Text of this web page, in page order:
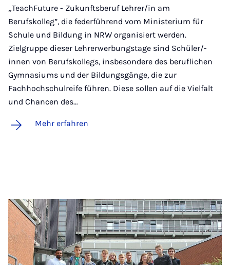
„TeachFuture - Zukunftsberuf Lehrer/in am
Berufskolleg”, die federführend vom Ministerium für
Schule und Bildung in NRW organisiert werden.
Zielgruppe dieser Lehrerwerbungstage sind Schüler/-
innen von Berufskollegs, insbesondere des beruflichen
Gymnasiums und der Bildungsgänge, die zur
Fachhochschulreife führen. Diese sollen auf die Vielfalt
und Chancen des…
Mehr erfahren